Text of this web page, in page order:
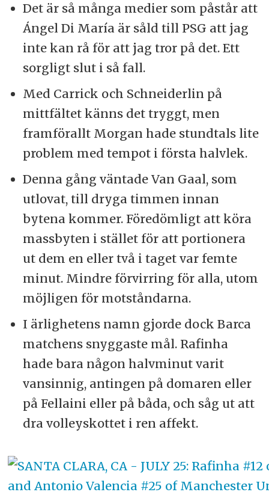
Det är så många medier som påstår att
Ángel Di María är såld till PSG att jag
inte kan rå för att jag tror på det. Ett
sorgligt slut i så fall.
Med Carrick och Schneiderlin på
mittfältet känns det tryggt, men
framförallt Morgan hade stundtals lite
problem med tempot i första halvlek.
Denna gång väntade Van Gaal, som
utlovat, till dryga timmen innan
bytena kommer. Föredömligt att köra
massbyten i stället för att portionera
ut dem en eller två i taget var femte
minut. Mindre förvirring för alla, utom
möjligen för motståndarna.
I ärlighetens namn gjorde dock Barca
matchens snyggaste mål. Rafinha
hade bara någon halvminut varit
vansinnig, antingen på domaren eller
på Fellaini eller på båda, och såg ut att
dra volleyskottet i ren affekt.